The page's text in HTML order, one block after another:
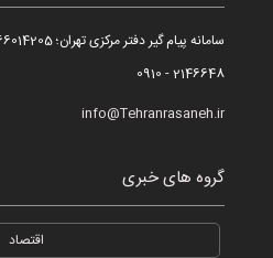
2146648 - 0910
info@Tehranrasaneh.ir
گروه های خبری
اقتصاد